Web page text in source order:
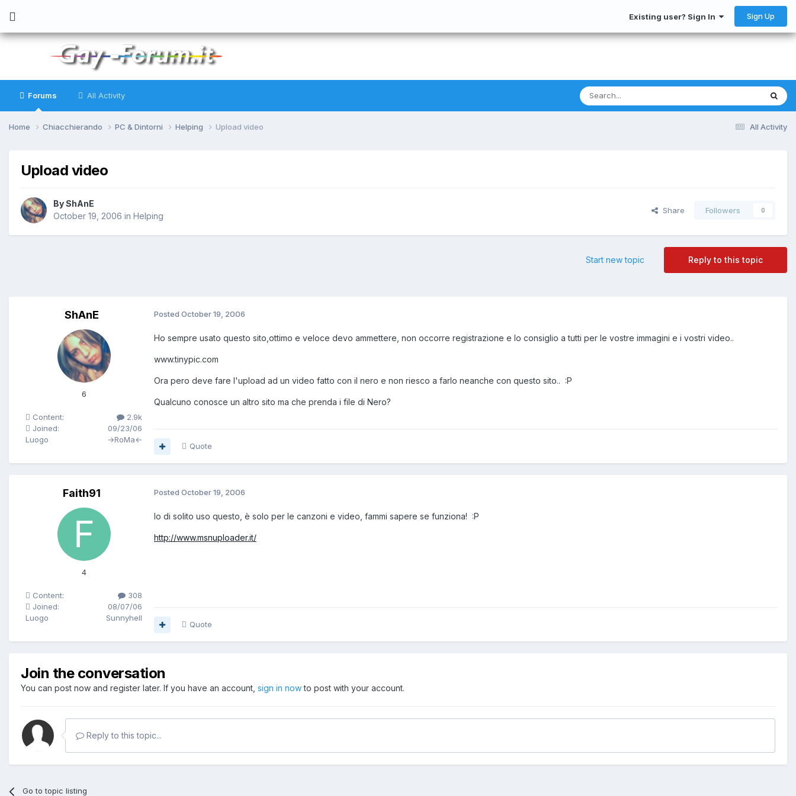
Existing user? Sign In Sign Up
Forums All Activity
All Activity
Home Chiacchierando PC & Dintorni Helping Upload video
Upload video
ByShAnE
October 19, 2006 in Helping
Share Followers 0
Reply to this topic
Start new topic
ShAnE
6
Content:
2.9k
Joined:
09/23/06
Luogo
→RoMa←
Posted October 19, 2006
Ho sempre usato questo sito,ottimo e veloce devo ammettere, non occorre registrazione e lo consiglio a tutti per le vostre immagini e i vostri video..
www.tinypic.com
Ora pero deve fare l'upload ad un video fatto con il nero e non riesco a farlo neanche con questo sito.. :P
Qualcuno conosce un altro sito ma che prenda i file di Nero?
Quote
Faith91
4
Content:
308
Joined:
08/07/06
Luogo
Sunnyhell
Posted October 19, 2006
Io di solito uso questo, è solo per le canzoni e video, fammi sapere se funziona! :P
http://www.msnuploader.it/
Quote
Join the conversation
You can post now and register later. If you have an account, sign in nowto post with your account.
Reply to this topic...
Go to topic listing